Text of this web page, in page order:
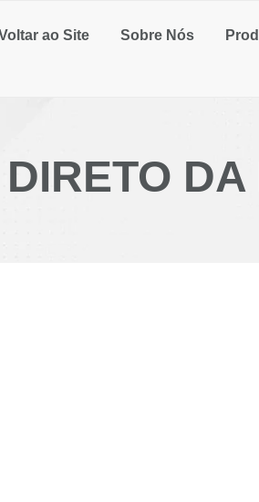
ao Site Sobre Nós